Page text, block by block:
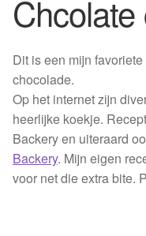
Cape Kingdom
Sceletia
Mandela Tea
Dit is een mijn
chocolade.
Op het internet zijn
heerlijke koekje.
Backery en uiteraard
Backery. Mijn eigen
voor net die extra bite.